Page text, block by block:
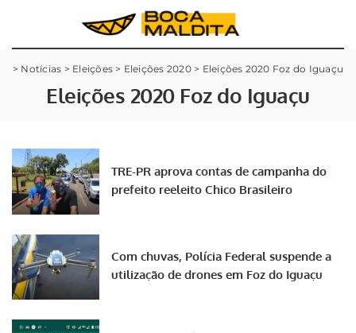
> Notícias > Eleições> Eleições 2020> Eleições 2020 Foz do Iguaçu
Eleições 2020 Foz do Iguaçu
TRE-PR aprova contas de campanha do
prefeito reeleito Chico Brasileiro
Com chuvas, Polícia Federal suspende a
utilização de drones em Foz do Iguaçu